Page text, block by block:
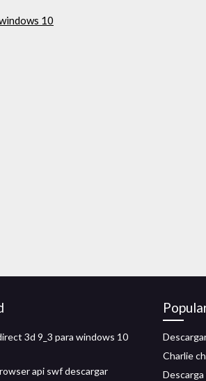
10
3d 9_3 para windows 10
api swf descargar
Charlie